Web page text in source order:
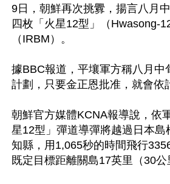
9日，朝鮮再次挑釁，揚言八月
四枚「火星12型」（Hwasong-
（IRBM）。
據BBC報道，平壤軍方稱八月中
計劃，只要金正恩批准，就會依
朝鮮官方媒體KCNA報導說，依
星12型」彈道導彈將越過日本島
知縣，用1,065秒的時間飛行
既定目標距離關島17英里（30公